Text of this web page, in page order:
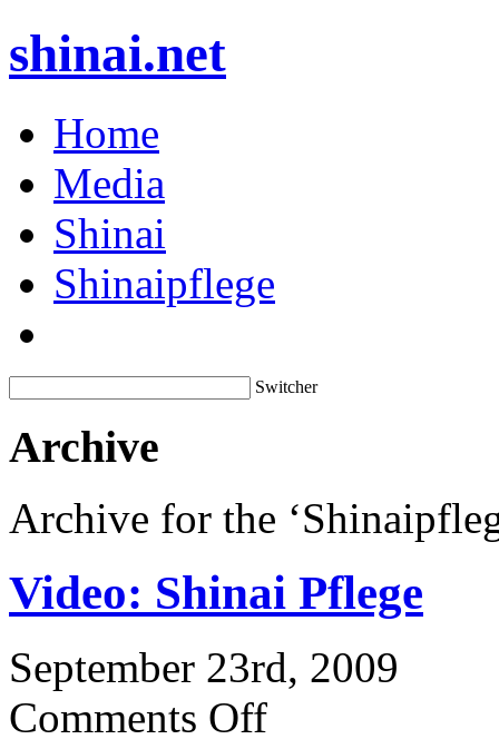
shinai.net
Home
Media
Shinai
Shinaipflege
Switcher
Archive
Archive for the
Video: Shinai Pflege
September 23rd, 2009
Comments Off